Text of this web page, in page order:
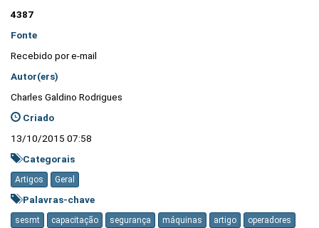
4387
Fonte
Recebido por e-mail
Autor(ers)
Charles Galdino Rodrigues
Criado
13/10/2015 07:58
Categorais
Artigos Geral
Palavras-chave
sesmt capacitação segurança máquinas artigo operadores